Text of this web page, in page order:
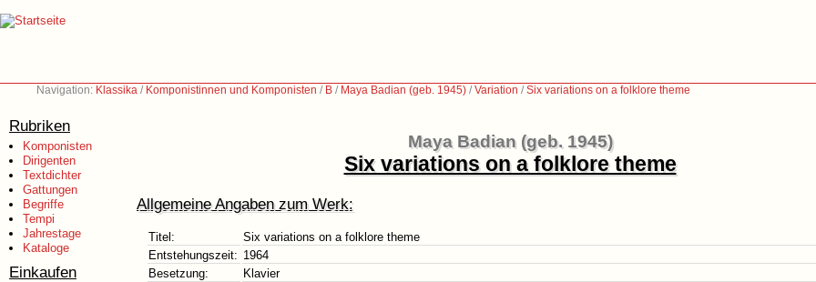
Navigation: Klassika / Komponistinnen und Komponisten / B / Maya Badian (geb. 1945) /Variation /Six variations on a folklore theme
Rubriken
Komponisten
Dirigenten
Textdichter
Gattungen
Begriffe
Tempi
Jahrestage
Kataloge
Einkaufen
Maya Badian (geb. 1945)
Six variations on a folklore theme
Allgemeine Angaben zum Werk:
Titel:
Six variations on a folklore theme
Entstehungszeit: 1964
Besetzung:
Klavier